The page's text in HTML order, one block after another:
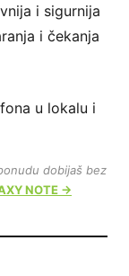
i sigurnija
i čekanja
dobijaš bez
NOTE →